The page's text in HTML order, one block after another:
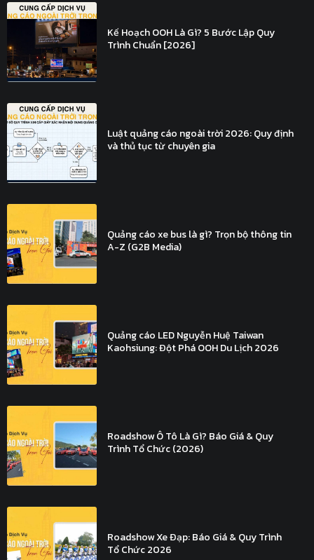
Kế Hoạch OOH Là Gì? 5 Bước Lập Quy
Trình Chuẩn [2026]
Luật quảng cáo ngoài trời 2026: Quy định
và thủ tục từ chuyên gia
Quảng cáo xe bus là gì? Trọn bộ thông tin
A-Z (G2B Media)
Quảng cáo LED Nguyễn Huệ Taiwan
Kaohsiung: Đột Phá OOH Du Lịch 2026
Roadshow Ô Tô Là Gì? Báo Giá & Quy
Trình Tổ Chức (2026)
Roadshow Xe Đạp: Báo Giá & Quy Trình
Tổ Chức 2026